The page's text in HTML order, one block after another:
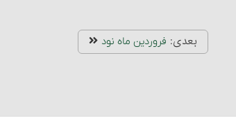
بعدی: فروردین ماه نود